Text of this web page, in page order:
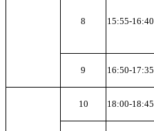
8
15:55-16:40
9 16:50-17:35
10 18:00-18:45